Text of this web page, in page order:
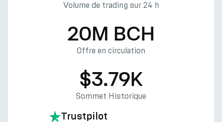
Volume de trading sur 24 h
20M BCH
Offre en circulation
$3.79K
Sommet Historique
Trustpilot